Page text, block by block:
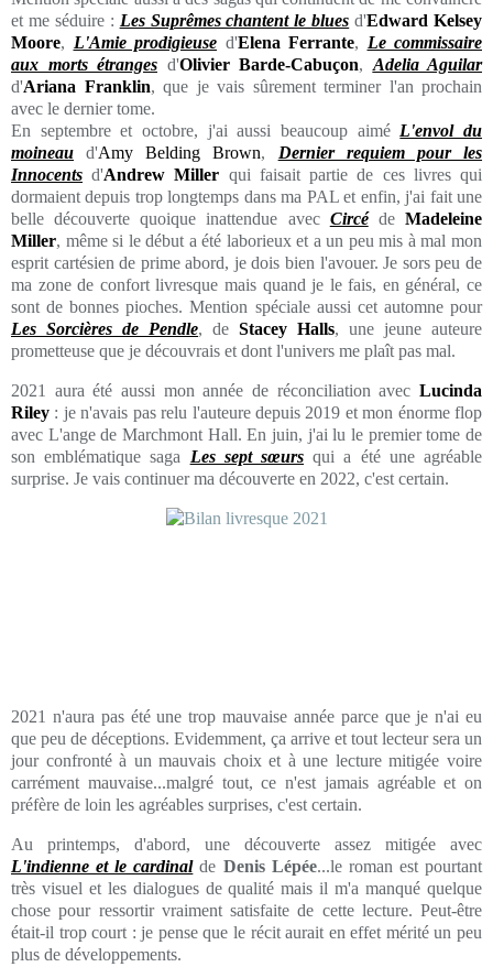
et me séduire : Les Suprêmes chantent le blues d'Edward Kelsey
Moore, L'Amie prodigieuse d'Elena Ferrante, Le commissaire
aux morts étranges d'Olivier Barde-Cabuçon, Adelia Aguilar
d'Ariana Franklin, que je vais sûrement terminer l'an prochain
avec le dernier tome.
En septembre et octobre, j'ai aussi beaucoup aimé L'envol du
moineau d'Amy Belding Brown, Dernier requiem pour les
Innocents d'Andrew Miller qui faisait partie de ces livres qui
dormaient depuis trop longtemps dans ma PAL et enfin, j'ai fait une
belle découverte quoique inattendue avec CircédeMadeleine
Miller, même si le début a été laborieux et a un peu mis à mal mon
esprit cartésien de prime abord, je dois bien l'avouer. Je sors peu de
ma zone de confort livresque mais quand je le fais, en général, ce
sont de bonnes pioches. Mention spéciale aussi cet automne pour
Les Sorcières de Pendle, de Stacey Halls, une jeune auteure
prometteuse que je découvrais et dont l'univers me plaît pas mal.
2021 aura été aussi mon année de réconciliation avec Lucinda
Riley : je n'avais pas relu l'auteure depuis 2019 et mon énorme flop
avec L'ange de Marchmont Hall. En juin, j'ai lu le premier tome de
son emblématique saga Les sept sœurs qui a été une agréable
surprise. Je vais continuer ma découverte en 2022, c'est certain.
2021 n'aura pas été une trop mauvaise année parce que je n'ai eu
que peu de déceptions. Evidemment, ça arrive et tout lecteur sera un
jour confronté à un mauvais choix et à une lecture mitigée voire
carrément mauvaise...malgré tout, ce n'est jamais agréable et on
préfère de loin les agréables surprises, c'est certain.
Au printemps, d'abord, une découverte assez mitigée avec
L'indienne et le cardinalde Denis Lépée...le roman est pourtant
très visuel et les dialogues de qualité mais il m'a manqué quelque
chose pour ressortir vraiment satisfaite de cette lecture. Peut-être
était-il trop court : je pense que le récit aurait en effet mérité un peu
plus de développements.